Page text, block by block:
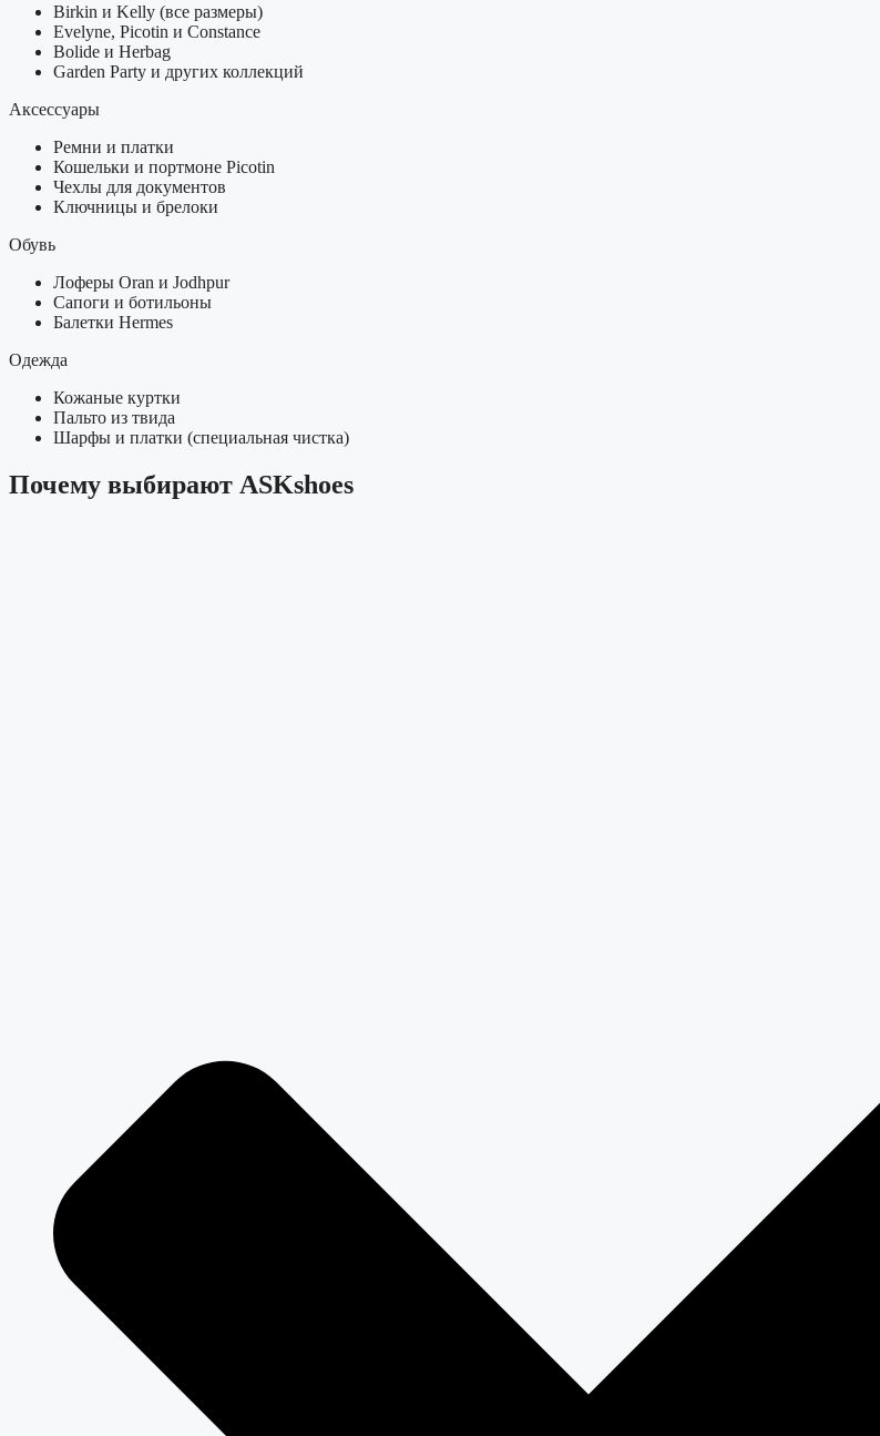
Birkin и Kelly (все размеры)
Evelyne, Picotin и Constance
Bolide и Herbag
Garden Party и других коллекций
Аксессуары
Ремни и платки
Кошельки и портмоне Picotin
Чехлы для документов
Ключницы и брелоки
Обувь
Лоферы Oran и Jodhpur
Сапоги и ботильоны
Балетки Hermes
Одежда
Кожаные куртки
Пальто из твида
Шарфы и платки (специальная чистка)
Почему выбирают ASKshoes